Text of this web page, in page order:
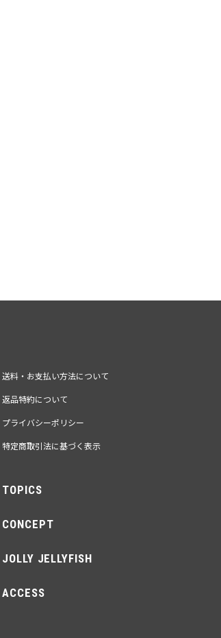
送料・お支払い方法について
返品特約について
プライバシーポリシー
特定商取引法に基づく表示
TOPICS
CONCEPT
JOLLY JELLYFISH
ACCESS